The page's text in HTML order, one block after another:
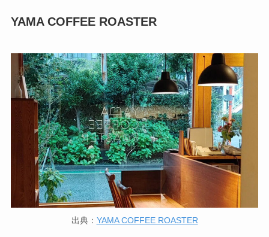
YAMA COFFEE ROASTER
出典： YAMA COFFEE ROASTER